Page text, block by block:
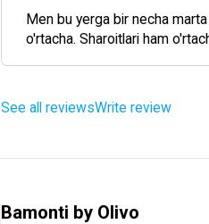
Men bu yerga bir necha
o'rtacha. Sharoitlari ham
See all reviewsWrite review
Bamonti by Olivo